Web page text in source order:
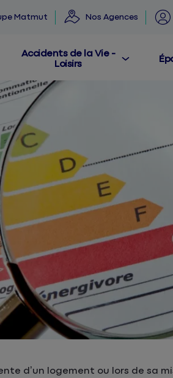
Matmut Nos Agences
Accidents de la Vie -
Loisirs
d’un logement ou lors de sa